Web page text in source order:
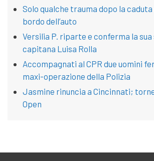
Solo qualche trauma dopo la
bordo dell’auto
Versilia P. riparte e conferma la
capitana Luisa Rolla
Accompagnati al CPR due uomini
maxi-operazione della Polizia
Jasmine rinuncia a Cincinnati;
Open